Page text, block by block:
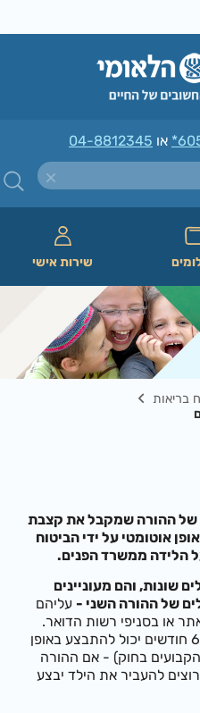
או04-8812345
שירות אישי
של ההורה שמקבל את קצבת
אוטומטי על ידי הביטוח
ממשרד הפנים.
והם מעוניינים
של ההורה השני -עליהם
בסניפי רשות הדואר.
, מעבר של ילד עד גיל 6 חודשים יכול להתבצע באופן
בחוק) - אםההורה
להעביראת ה ילדיבצע